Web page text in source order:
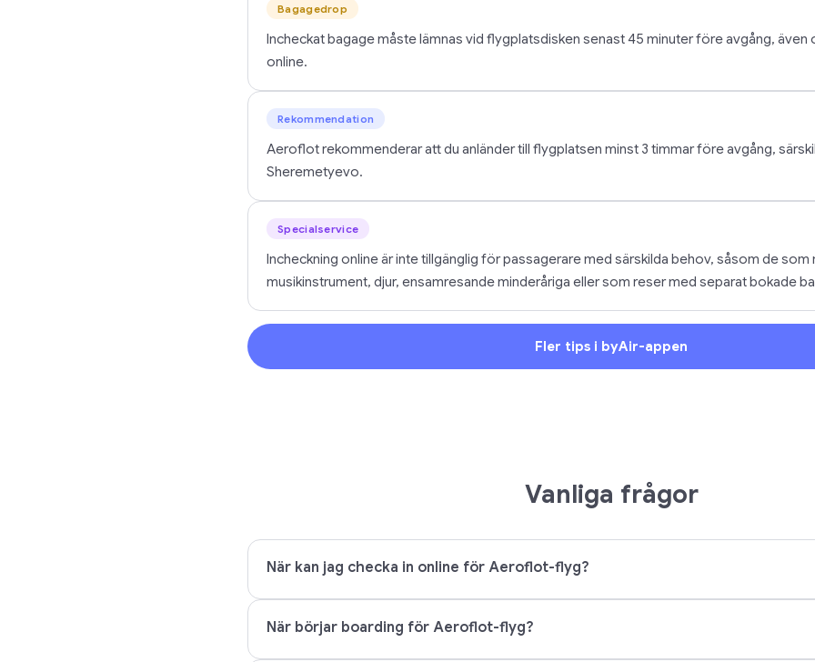
Bagagedrop
Incheckat bagage måste lämnas vid flygplatsdisken senast 45 minuter före avgång, även
online.
Rekommendation
Aeroflot rekommenderar att du anländer till flygplatsen minst 3 timmar före avgång,
Sheremetyevo.
Specialservice
Incheckning online är inte tillgänglig för passagerare med särskilda behov, såsom de
musikinstrument, djur, ensamresande minderåriga eller som reser med separat bokade
Fler tips i byAir-appen
Vanliga frågor
När kan jag checka in online för Aeroflot-flyg?
När börjar boarding för Aeroflot-flyg?